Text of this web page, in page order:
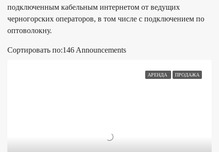
подключенным кабельным интернетом от ведущих
черногорских операторов, в том числе с подключением по
оптоволокну.
146 Announcements
Сортировать по:
АРЕНДА ПРОДАЖА